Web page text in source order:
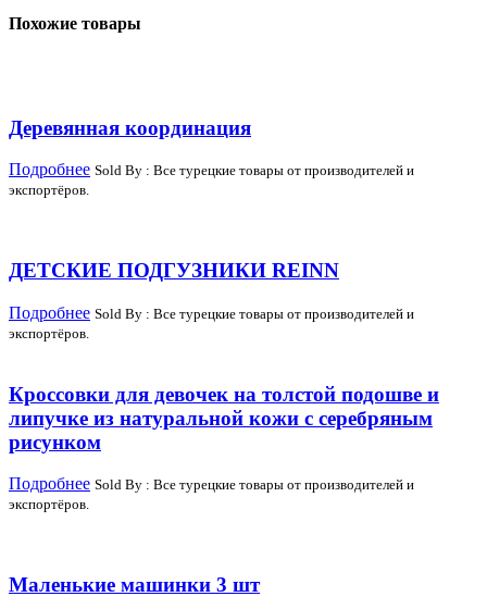
Похожие товары
Деревянная координация
Подробнее Sold By : Все турецкие товары от производителей и
экспортёров.
ДЕТСКИЕ ПОДГУЗНИКИ REINN
Подробнее Sold By : Все турецкие товары от производителей и
экспортёров.
Кроссовки для девочек на толстой подошве и
липучке из натуральной кожи с серебряным
рисунком
Подробнее Sold By : Все турецкие товары от производителей и
экспортёров.
Маленькие машинки 3 шт